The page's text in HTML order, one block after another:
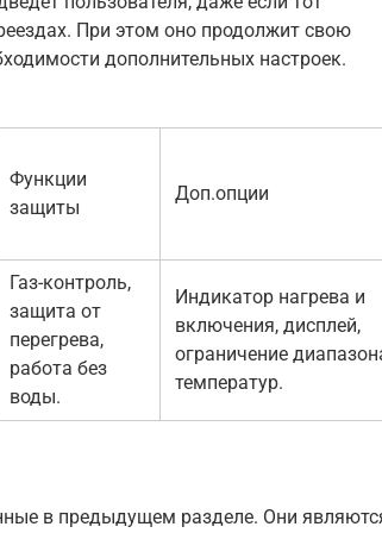
При этом оно продолжит свою
дополнительных настроек.
Функции
защиты
Доп.опции
Газ-контроль,
защита от
перегрева,
работа без
воды.
Индикатор нагрева и
включения, дисплей,
ограничение
температур.
в предыдущем разделе. Они